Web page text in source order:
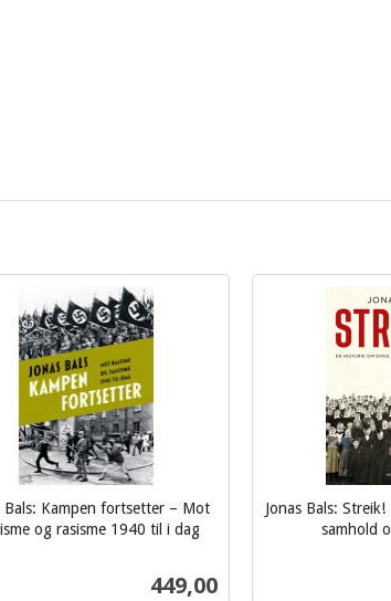
Bals: Kampen fortsetter – Mot
og rasisme 1940 til i dag
Pris
449,00
Jonas Bals:
samhold